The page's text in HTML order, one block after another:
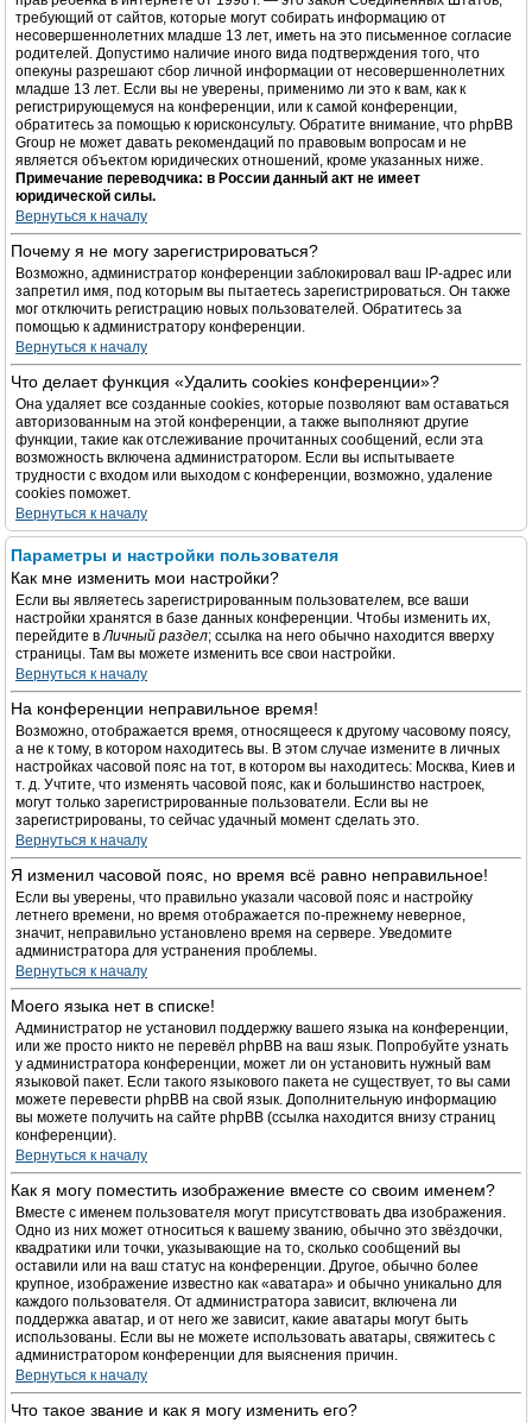
требующий от сайтов, которые могут собирать информацию от
несовершеннолетних младше 13 лет, иметь на это письменное согласие
родителей. Допустимо наличие иного вида подтверждения того, что
опекуны разрешают сбор личной информации от несовершеннолетних
младше 13 лет. Если вы не уверены, применимо ли это к вам, как к
регистрирующемуся на конференции, или к самой конференции,
обратитесь за помощью к юрисконсульту. Обратите внимание, что phpBB
Group не может давать рекомендаций по правовым вопросам и не
является объектом юридических отношений, кроме указанных ниже.
Примечание переводчика: в России данный акт не имеет
юридической силы.
Вернуться к началу
Почему я не могу зарегистрироваться?
Возможно, администратор конференции заблокировал ваш IP-адрес или
запретил имя, под которым вы пытаетесь зарегистрироваться. Он также
мог отключить регистрацию новых пользователей. Обратитесь за
помощью к администратору конференции.
Вернуться к началу
Что делает функция «Удалить cookies конференции»?
Она удаляет все созданные cookies, которые позволяют вам оставаться
авторизованным на этой конференции, а также выполняют другие
функции, такие как отслеживание прочитанных сообщений, если эта
возможность включена администратором. Если вы испытываете
трудности с входом или выходом с конференции, возможно, удаление
cookies поможет.
Вернуться к началу
Параметры и настройки пользователя
Как мне изменить мои настройки?
Если вы являетесь зарегистрированным пользователем, все ваши
настройки хранятся в базе данных конференции. Чтобы изменить их,
перейдите вЛичный раздел; ссылка на него обычно находится вверху
страницы. Там вы можете изменить все свои настройки.
Вернуться к началу
На конференции неправильное время!
Возможно, отображается время, относящееся к другому часовому поясу,
а не к тому, в котором находитесь вы. В этом случае измените в личных
настройках часовой пояс на тот, в котором вы находитесь: Москва, Киев и
т. д. Учтите, что изменять часовой пояс, как и большинство настроек,
могут только зарегистрированные пользователи. Если вы не
зарегистрированы, то сейчас удачный момент сделать это.
Вернуться к началу
Я изменил часовой пояс, но время всё равно неправильное!
Если вы уверены, что правильно указали часовой пояс и настройку
летнего времени, но время отображается по-прежнему неверное,
значит, неправильно установлено время на сервере. Уведомите
администратора для устранения проблемы.
Вернуться к началу
Моего языка нет в списке!
Администратор не установил поддержку вашего языка на конференции,
или же просто никто не перевёл phpBB на ваш язык. Попробуйте узнать
у администратора конференции, может ли он установить нужный вам
языковой пакет. Если такого языкового пакета не существует, то вы сами
можете перевести phpBB на свой язык. Дополнительную информацию
вы можете получить на сайте phpBB (ссылка находится внизу страниц
конференции).
Вернуться к началу
Как я могу поместить изображение вместе со своим именем?
Вместе с именем пользователя могут присутствовать два изображения.
Одно из них может относиться к вашему званию, обычно это звёздочки,
квадратики или точки, указывающие на то, сколько сообщений вы
оставили или на ваш статус на конференции. Другое, обычно более
крупное, изображение известно как «аватара» и обычно уникально для
каждого пользователя. От администратора зависит, включена ли
поддержка аватар, и от него же зависит, какие аватары могут быть
использованы. Если вы не можете использовать аватары, свяжитесь с
администратором конференции для выяснения причин.
Вернуться к началу
Что такое звание и как я могу изменить его?